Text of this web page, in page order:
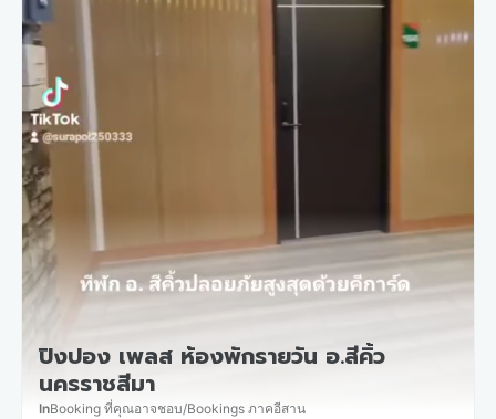
ปิงปอง เพลส ห้องพักรายวัน อ.สีคิ้ว
นครราชสีมา
InBooking ที่คุณอาจชอบ/Bookings ภาคอีสาน